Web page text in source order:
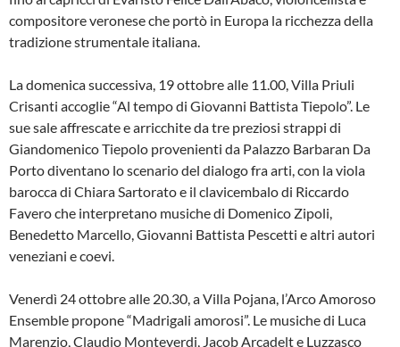
compositore veronese che portò in Europa la ricchezza della
tradizione strumentale italiana.
La domenica successiva, 19 ottobre alle 11.00, Villa Priuli
Crisanti accoglie “Al tempo di Giovanni Battista Tiepolo”. Le
sue sale affrescate e arricchite da tre preziosi strappi di
Giandomenico Tiepolo provenienti da Palazzo Barbaran Da
Porto diventano lo scenario del dialogo fra arti, con la viola
barocca di Chiara Sartorato e il clavicembalo di Riccardo
Favero che interpretano musiche di Domenico Zipoli,
Benedetto Marcello, Giovanni Battista Pescetti e altri autori
veneziani e coevi.
Venerdì 24 ottobre alle 20.30, a Villa Pojana, l’Arco Amoroso
Ensemble propone “Madrigali amorosi”. Le musiche di Luca
Marenzio, Claudio Monteverdi, Jacob Arcadelt e Luzzasco